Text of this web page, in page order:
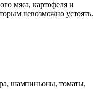
мяса, картофеля и
невозможно устоять.
шампиньоны, томаты,